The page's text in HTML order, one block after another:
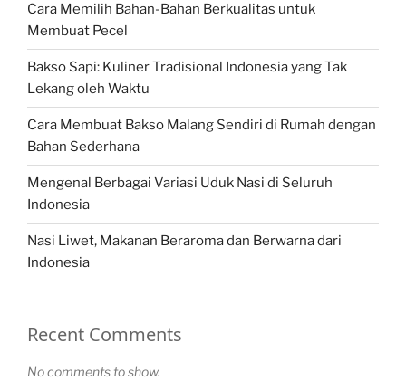
Cara Memilih Bahan-Bahan Berkualitas untuk
Membuat Pecel
Bakso Sapi: Kuliner Tradisional Indonesia yang Tak
Lekang oleh Waktu
Cara Membuat Bakso Malang Sendiri di Rumah dengan
Bahan Sederhana
Mengenal Berbagai Variasi Uduk Nasi di Seluruh
Indonesia
Nasi Liwet, Makanan Beraroma dan Berwarna dari
Indonesia
Recent Comments
No comments to show.